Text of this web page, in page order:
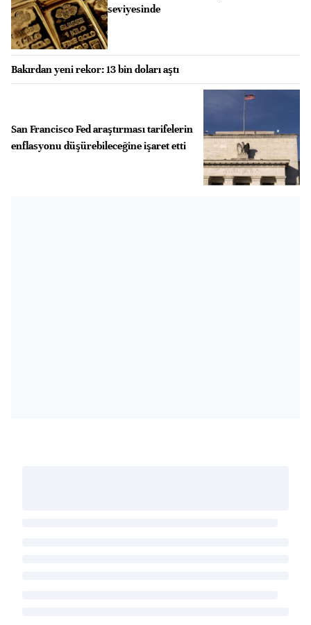
seviyesinde
Bakırdan yeni rekor: 13 bin doları aştı
San Francisco Fed araştırması tarifelerin
enflasyonu düşürebileceğine işaret etti